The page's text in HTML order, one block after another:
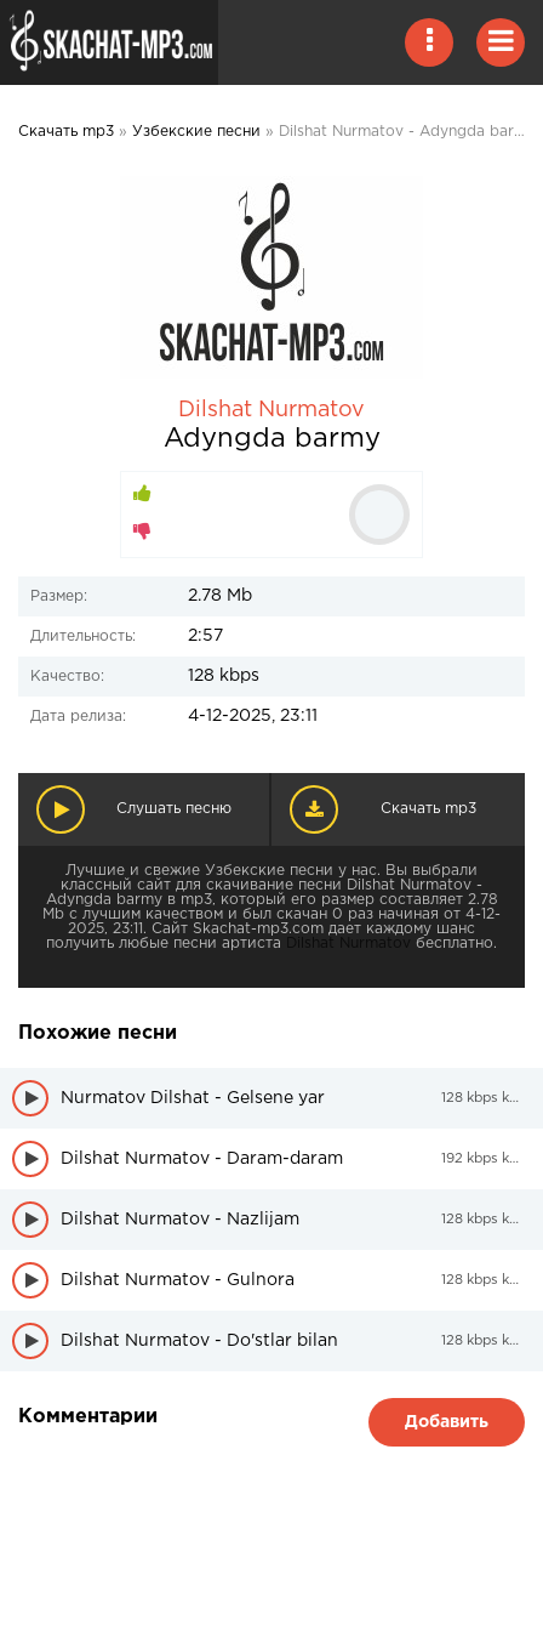
Скачать mp3 » Узбекские песни » Dilshat Nurmatov - Adyngda barmy mp3 скачать
Dilshat Nurmatov
Adyngda barmy
Размер: 2.78 Mb
Длительность: 2:57
Качество: 128 kbps
Дата релиза: 4-12-2025, 23:11
Слушать песню Скачать mp3
Лучшие и свежие Узбекские песни у нас. Вы выбрали
классный сайт для скачивание песни Dilshat Nurmatov -
Adyngda barmy в mp3, который его размер составляет 2.78
Mb с лучшим качеством и был скачан 0 раз начиная от 4-12-
2025, 23:11. Сайт Skachat-mp3.com дает каждому шанс
получить любые песни артиста
Dilshat Nurmatov бесплатно.
Похожие песни
Nurmatov Dilshat - Gelsene yar 128 kbps kbps
Dilshat Nurmatov - Daram-daram 192 kbps kbps
Dilshat Nurmatov - Nazlijam 128 kbps kbps
Dilshat Nurmatov - Gulnora 128 kbps kbps
Dilshat Nurmatov - Do'stlar bilan 128 kbps kbps
Комментарии Добавить